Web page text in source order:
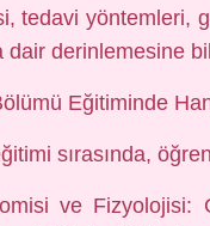
tedavi yöntemleri,
dair derinlemesine
Eğitiminde
sırasında,
ve Fizyolojisi: